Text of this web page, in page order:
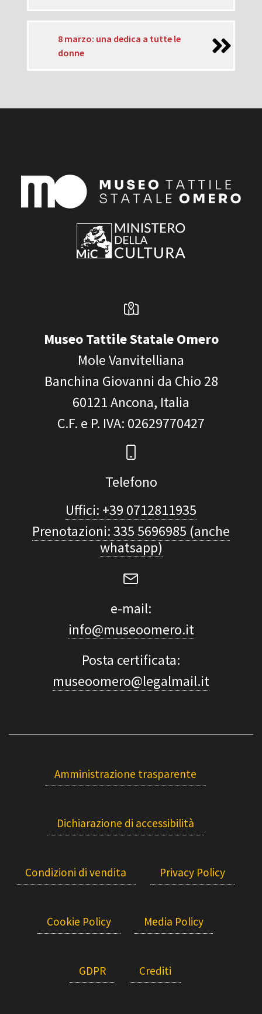
8 marzo: una dedica a tutte le
donne
Museo Tattile Statale Omero
Mole Vanvitelliana
Banchina Giovanni da Chio 28
60121Ancona, Italia
C.F. e P. IVA: 02629770427
Telefono
Uffici: +39 0712811935
Prenotazioni: 335 5696985 (anche
whatsapp)
e-mail:
info@museoomero.it
Posta certificata:
museoomero@legalmail.it
Amministrazione trasparente
Dichiarazione di accessibilità
Condizioni di vendita Privacy Policy
Cookie Policy Media Policy
GDPR Crediti